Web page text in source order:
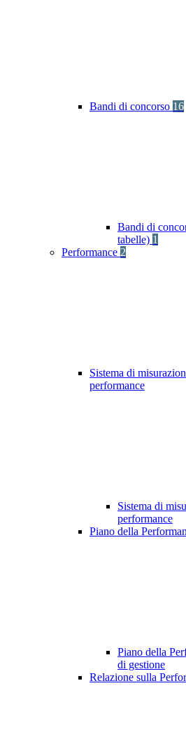
Bandi di concorso 16
Bandi di
tabelle) 1
Performance 2
Sistema di
performance
Sistema di
performance
Piano della
Piano della
di gestione
Relazione sulla